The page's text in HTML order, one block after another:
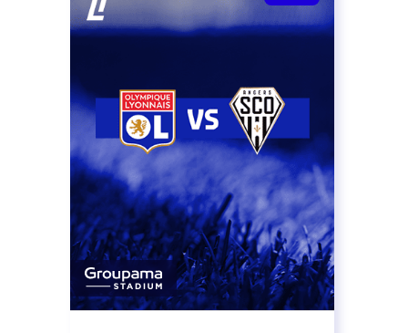
RÉSERVER